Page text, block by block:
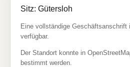
Sitz: Gütersloh
Eine vollständige
verfügbar.
Der Standort konnte in
bestimmt werden.